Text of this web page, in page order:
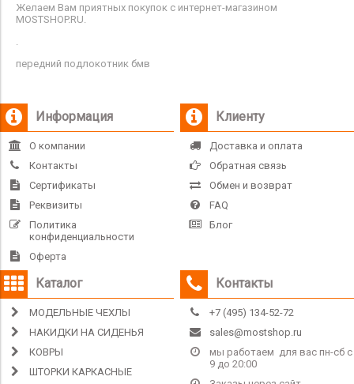
Желаем Вам приятных покупок с интернет-магазином
MOSTSHOP.RU.
передний подлокотник бмв
Информация
О компании
Контакты
Сертификаты
Реквизиты
Политика
конфиденциальности
Оферта
Клиенту
Доставка и оплата
Обратная связь
Обмен и возврат
FAQ
Блог
Каталог
МОДЕЛЬНЫЕ ЧЕХЛЫ
НАКИДКИ НА СИДЕНЬЯ
КОВРЫ
ШТОРКИ КАРКАСНЫЕ
Контакты
+7 (495) 134-52-72
sales@mostshop.ru
мы работаем для вас пн-сб с
9 до 20:00